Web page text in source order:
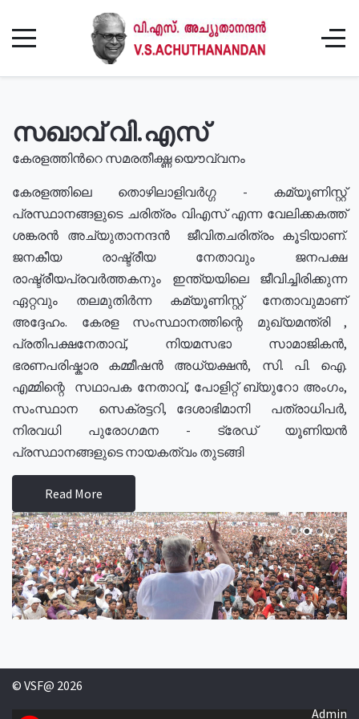
സഖാവ് വി.എസ്
കേരളത്തിൻറെ സമരതീക്ഷ്ണ യൌവ്വനം
കേരളത്തിലെ തൊഴിലാളിവർഗ്ഗ - കമ്യൂണിസ്റ്റ്
പ്രസ്ഥാനങ്ങളുടെ ചരിത്രം വിഎസ് എന്ന വേലിക്കകത്ത്
ശങ്കരൻ അച്യുതാനന്ദൻ ജീവിതചരിത്രം കൂടിയാണ്.
ജനകീയ രാഷ്ട്രീയ നേതാവും ജനപക്ഷ
രാഷ്ട്രീയപ്രവർത്തകനും ഇന്ത്യയിലെ ജീവിച്ചിരിക്കുന്ന
ഏറ്റവും തലമുതിർന്ന കമ്യൂണിസ്റ്റ് നേതാവുമാണ്
അദ്ദേഹം. കേരള സംസ്ഥാനത്തിന്റെ മുഖ്യമന്ത്രി ,
പ്രതിപക്ഷനേതാവ്, നിയമസഭാ സാമാജികൻ,
ഭരണപരിഷ്കാര കമ്മീഷൻ അധ്യക്ഷൻ, സി. പി. ഐ.
എമ്മിന്റെ സഥാപക നേതാവ്, പോളിറ്റ് ബ്യുറോ അംഗം,
സംസ്ഥാന സെക്രട്ടറി, ദേശാഭിമാനി പത്രാധിപർ,
നിരവധി പുരോഗമന - ട്രേഡ് യൂണിയൻ
പ്രസ്ഥാനങ്ങളുടെ നായകത്വം തുടങ്ങി
Read More
© VSF@ 2026
Admin